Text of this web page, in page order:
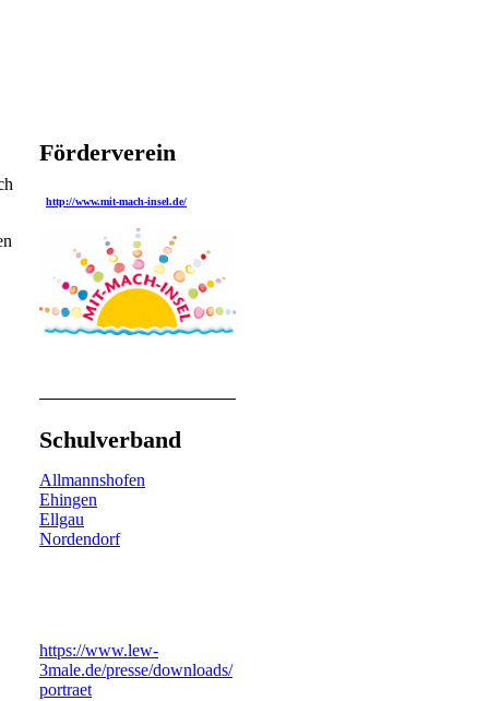
Förderverein
http://www.mit-mach-insel.de/
Schulverband
Allmannshofen
Ehingen
Ellgau
Nordendorf
https://www.lew-
3male.de/presse/downloads/
portraet